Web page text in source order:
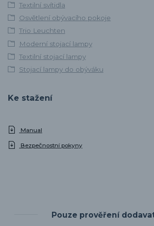
Textilní svítidla
Osvětlení obývacího pokoje
Trio Leuchten
Moderní stojací lampy
Textilní stojací lampy
Stojací lampy do obýváku
Ke stažení
Manual
Bezpečnostní pokyny
Pouze prověření